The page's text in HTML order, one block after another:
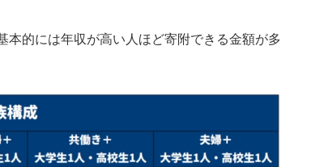
本的には年収が高い人ほど寄附できる金額が多